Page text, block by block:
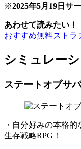
※2025年5月19日サ
あわせて読みたい！
おすすめ無料ストラ
シミュレー
ステートオブサ
・自分好みの本格
生存戦略RPG！